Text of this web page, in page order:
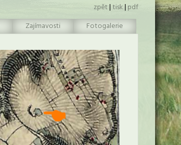
zpět|tisk|pdf
Zajímavosti Fotogalerie